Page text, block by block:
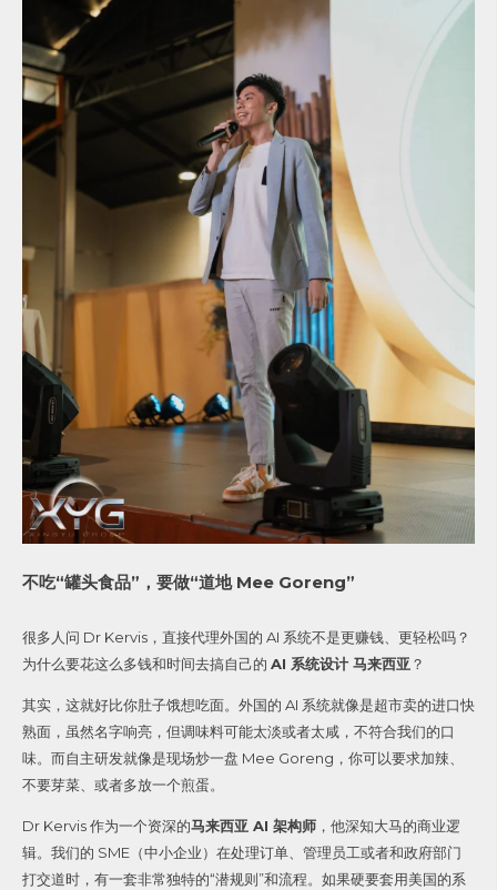
不吃“罐头食品”，要做“道地 Mee Goreng”
很多人问 Dr Kervis，直接代理外国的 AI 系统不是更赚钱、更轻松吗？
为什么要花这么多钱和时间去搞自己的 AI 系统设计 马来西亚 ？
其实，这就好比你肚子饿想吃面。外国的 AI 系统就像是超市卖的进口快
熟面，虽然名字响亮，但调味料可能太淡或者太咸，不符合我们的口
味。而自主研发就像是现场炒一盘 Mee Goreng，你可以要求加辣、
不要芽菜、或者多放一个煎蛋。
Dr Kervis 作为一个资深的马来西亚 AI 架构师 ，他深知大马的商业逻
辑。我们的 SME（中小企业）在处理订单、管理员工或者和政府部门
打交道时，有一套非常独特的“潜规则”和流程。如果硬要套用美国的系